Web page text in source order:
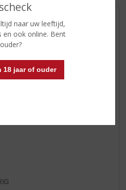
naar uw leeftijd,
en ook online. Bent
18 jaar of ouder